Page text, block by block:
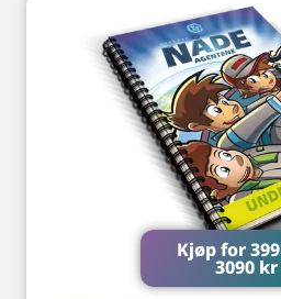
Kjøp for399
3090 kr